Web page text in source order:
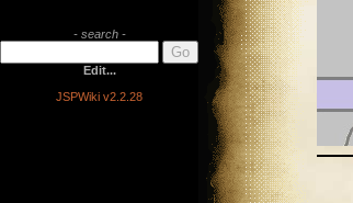
- search -
Edit...
JSPWiki v2.2.28